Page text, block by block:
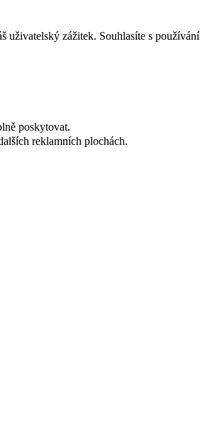
zážitek. Souhlasíte s
poskytovat.
reklamních plochách.